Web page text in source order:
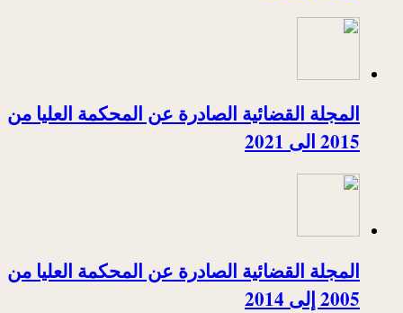
المجلة القضائية الصادرة عن المحكمة العليا من
2015 الى 2021
المجلة القضائية الصادرة عن المحكمة العليا من
2005 إلى 2014